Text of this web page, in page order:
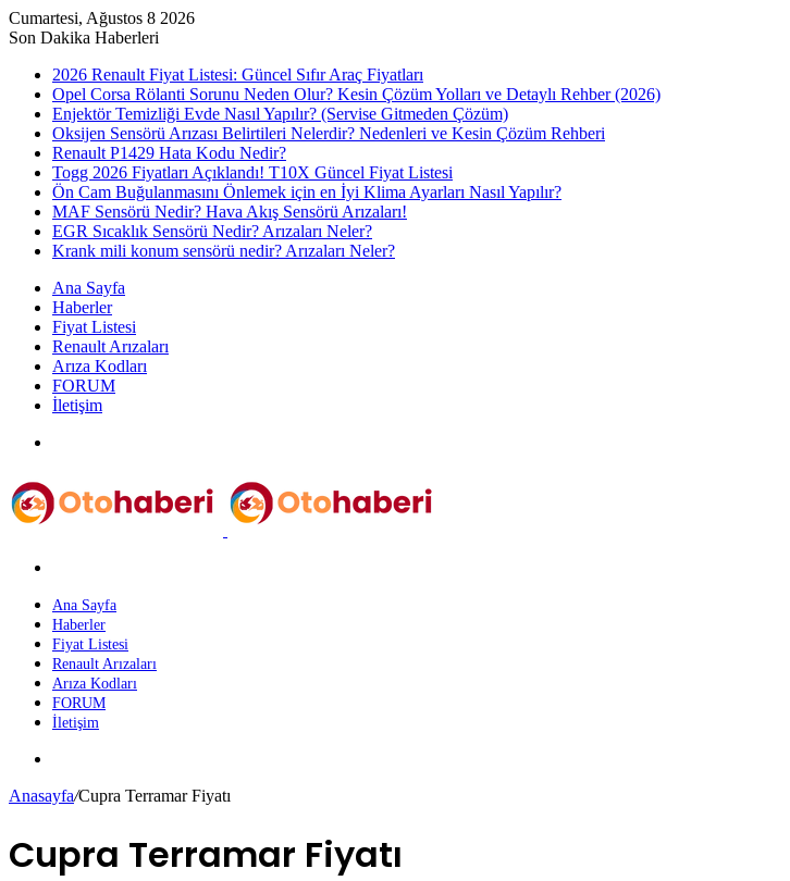
Cumartesi, Ağustos 8 2026
Son Dakika Haberleri
2026 Renault Fiyat Listesi: Güncel Sıfır Araç Fiyatları
Opel Corsa Rölanti Sorunu Neden Olur? Kesin Çözüm Yolları ve Detaylı Rehber (2026)
Enjektör Temizliği Evde Nasıl Yapılır? (Servise Gitmeden Çözüm)
Oksijen Sensörü Arızası Belirtileri Nelerdir? Nedenleri ve Kesin Çözüm Rehberi
Renault P1429 Hata Kodu Nedir?
Togg 2026 Fiyatları Açıklandı! T10X Güncel Fiyat Listesi
Ön Cam Buğulanmasını Önlemek için en İyi Klima Ayarları Nasıl Yapılır?
MAF Sensörü Nedir? Hava Akış Sensörü Arızaları!
EGR Sıcaklık Sensörü Nedir? Arızaları Neler?
Krank mili konum sensörü nedir? Arızaları Neler?
Ana Sayfa
Haberler
Fiyat Listesi
Renault Arızaları
Arıza Kodları
FORUM
İletişim
...
Ana Sayfa
Haberler
Fiyat Listesi
Renault Arızaları
Arıza Kodları
FORUM
İletişim
değiştir
Anasayfa/Cupra Terramar Fiyatı
Cupra Terramar Fiyatı